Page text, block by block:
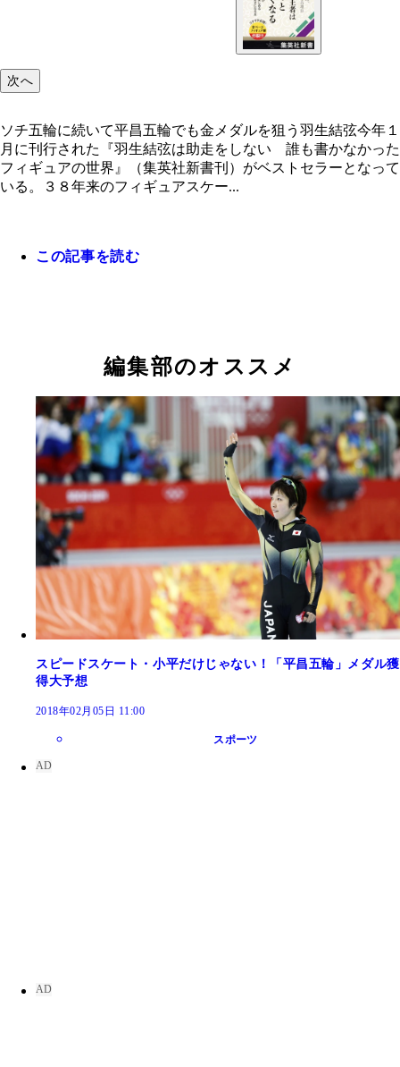
ソチ五輪に続いて平昌五輪でも金メダルを狙う羽
次へ
ソチ五輪に続いて平昌五輪でも金メダルを狙う羽生結弦今年１
月に刊行された『羽生結弦は助走をしない 誰も書かなかった
フィギュアの世界』（集英社新書刊）がベストセラーとなって
いる。３８年来のフィギュアスケー...
この記事を読む
編集部のオススメ
スピードスケート・小平だけじゃない！「平昌五輪」メダル獲
得大予想
2018年02月05日 11:00
スポーツ